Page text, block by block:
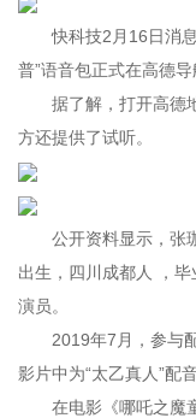
快科技2月16日消息
普”语音包正式在高德
据了解，打开高德地
方还提供了试听。
公开资料显示，张珈
出生，四川成都人 ，毕
演员。
2019年7月，参与配
影片中为“太乙真人”配音
在电影《哪吒之魔童